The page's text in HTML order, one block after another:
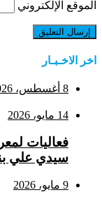
الموقع الإلكتروني
اخر الاخـبـار
8 أغسطس، 2026
14 مايو، 2026
فعاليات
سيدي علي
9 مايو، 2026